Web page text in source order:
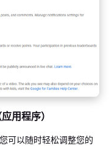
用程序）
可以随时轻松调整您的